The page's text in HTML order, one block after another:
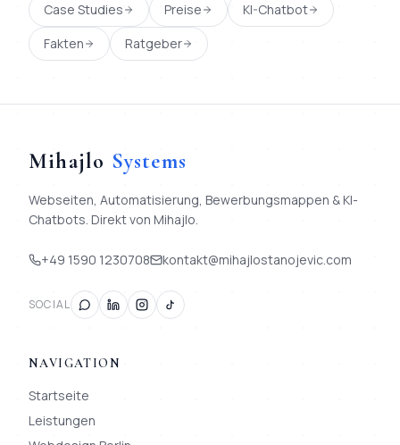
Case Studies
Preise
KI-Chatbot
Fakten
Ratgeber
Mihajlo Systems
Webseiten, Automatisierung, Bewerbungsmappen & KI-
Chatbots. Direkt von Mihajlo.
+49 1590 1230708 kontakt@mihajlostanojevic.com
SOCIAL
NAVIGATION
Startseite
Leistungen